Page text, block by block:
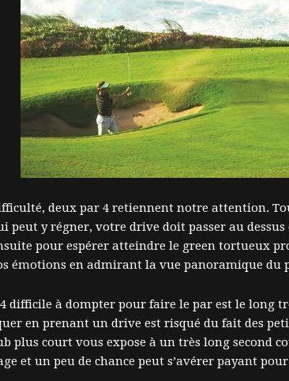
deux par 4 retiennent notre attention.
peut y régner, votre drive doit passer au
pour espérer atteindre le green tortueux
émotions en admirant la vue panoramique du
difficile à dompter pour faire le par est le long
en prenant un drive est risqué du fait des
plus court vous expose à un très long second
et un peu de chance peut s’avérer payant